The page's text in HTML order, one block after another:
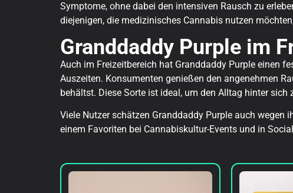
Symptome, ohne dabei den intensiven Rausch zu
diejenigen, die medizinisches Cannabis nutzen
Granddaddy Purple im
Auch im Freizeitbereich hat Granddaddy Purple einen
Auszeiten. Konsumenten genießen den angenehmen
behältst. Diese Sorte ist ideal, um den Alltag hinter
Viele Nutzer schätzen Granddaddy Purple auch wegen
einem Favoriten bei Cannabiskultur-Events und in